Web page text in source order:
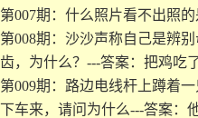
第007期：什么照片看不出照
第008期：沙沙声称自己是辨
齿，为什么？---答案：把鸡吃
第009期：路边电线杆上蹲着
下车来，请问为什么---答案：